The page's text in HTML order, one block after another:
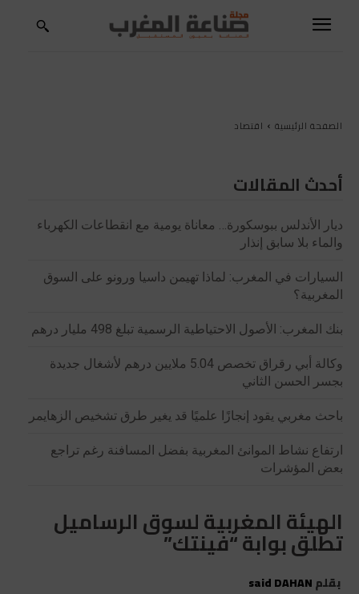
الصفحة الرئيسية اقتصاد
أحدث المقالات
ديار الأندلس ببوسكورة… معاناة يومية مع انقطاعات الكهرباء
والماء بلا سابق إنذار
السيارات في المغرب: لماذا تهيمن داسيا ورونو على السوق
المغربية؟
بنك المغرب: الأصول الاحتياطية الرسمية تبلغ 498 مليار درهم
وكالة أبي رقراق تخصص 5.04 ملايين درهم لأشغال جديدة
بجسر الحسن الثاني
باحث مغربي يقود إنجازًا علميًا قد يغير طرق تشخيص الزهايمر
ارتفاع نشاط الموانئ المغربية بفضل المسافنة رغم تراجع
بعض المؤشرات
الهيئة المغربية لسوق الرساميل
تطلق بوابة “فينتك”
بقلمsaid DAHAN